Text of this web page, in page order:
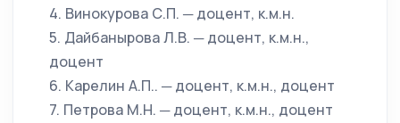
4. Винокурова С.П. ─ доцент, к.м.н.
5. Дайбанырова Л.В. ─ доцент, к.м.н.,
доцент
6. Карелин А.П.. ─ доцент, к.м.н., доцент
7. Петрова М.Н. ─ доцент, к.м.н., доцент